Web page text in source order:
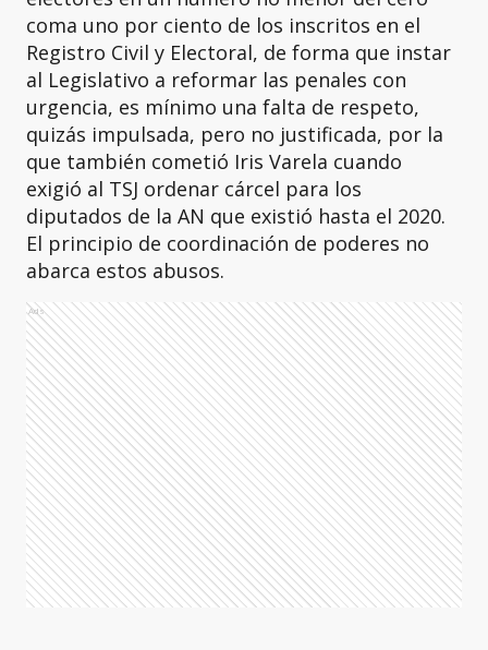
coma uno por ciento de los inscritos en el
Registro Civil y Electoral, de forma que instar
al Legislativo a reformar las penales con
urgencia, es mínimo una falta de respeto,
quizás impulsada, pero no justificada, por la
que también cometió Iris Varela cuando
exigió al TSJ ordenar cárcel para los
diputados de la AN que existió hasta el 2020.
El principio de coordinación de poderes no
abarca estos abusos.
Ads